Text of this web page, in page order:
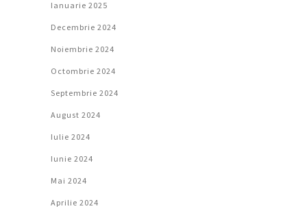
Ianuarie 2025
Decembrie 2024
Noiembrie 2024
Octombrie 2024
Septembrie 2024
August 2024
Iulie 2024
Iunie 2024
Mai 2024
Aprilie 2024